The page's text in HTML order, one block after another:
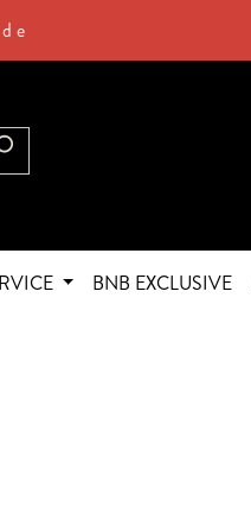
BNB EXCLUSIVE